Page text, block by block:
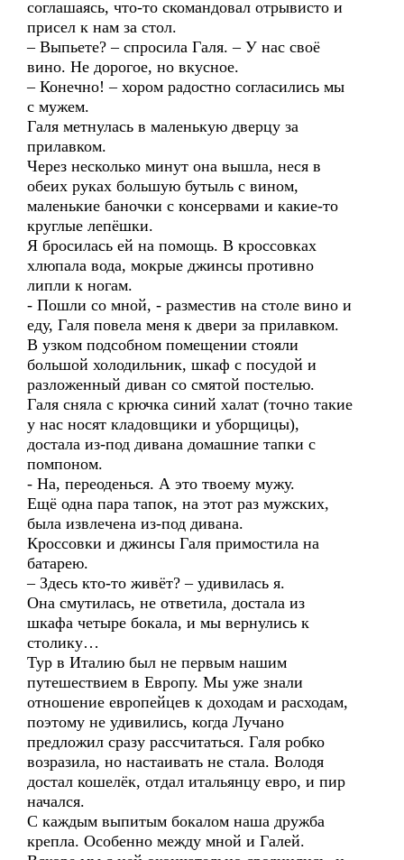
соглашаясь, что-то скомандовал отрывисто и
присел к нам за стол.
– Выпьете? – спросила Галя. – У нас своё
вино. Не дорогое, но вкусное.
– Конечно! – хором радостно согласились мы
с мужем.
Галя метнулась в маленькую дверцу за
прилавком.
Через несколько минут она вышла, неся в
обеих руках большую бутыль с вином,
маленькие баночки с консервами и какие-то
круглые лепёшки.
Я бросилась ей на помощь. В кроссовках
хлюпала вода, мокрые джинсы противно
липли к ногам.
- Пошли со мной, - разместив на столе вино и
еду, Галя повела меня к двери за прилавком.
В узком подсобном помещении стояли
большой холодильник, шкаф с посудой и
разложенный диван со смятой постелью.
Галя сняла с крючка синий халат (точно такие
у нас носят кладовщики и уборщицы),
достала из-под дивана домашние тапки с
помпоном.
- На, переоденься. А это твоему мужу.
Ещё одна пара тапок, на этот раз мужских,
была извлечена из-под дивана.
Кроссовки и джинсы Галя примостила на
батарею.
– Здесь кто-то живёт? – удивилась я.
Она смутилась, не ответила, достала из
шкафа четыре бокала, и мы вернулись к
столику…
Тур в Италию был не первым нашим
путешествием в Европу. Мы уже знали
отношение европейцев к доходам и расходам,
поэтому не удивились, когда Лучано
предложил сразу рассчитаться. Галя робко
возразила, но настаивать не стала. Володя
достал кошелёк, отдал итальянцу евро, и пир
начался.
С каждым выпитым бокалом наша дружба
крепла. Особенно между мной и Галей.